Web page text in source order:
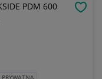
PDM 600
PRYWATNA